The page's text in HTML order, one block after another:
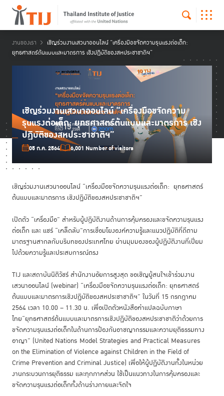
งานของเรา
เชิญร่วมงานเสวนาออนไลน์ “เครื่องมือขจัดความรุนแรงต่อเด็ก:
ยุทธศาสตร์ต้นแบบและมาตรการ เชิงปฏิบัติของสหประชาชาติฯ”
เชิญร่วมงานเสวนาออนไลน์ “เครื่องมือขจัดความ
รุนแรงต่อเด็ก: ยุทธศาสตร์ต้นแบบและมาตรการ เชิง
ปฏิบัติของสหประชาชาติฯ”
05 ก.ค. 2564 6,001 Number of visitors
เชิญร่วมงานเสวนาออนไลน์ “เครื่องมือขจัดความรุนแรงต่อเด็ก: ยุทธศาสตร์
ต้นแบบและมาตรการ เชิงปฏิบัติของสหประชาชาติฯ”
เปิดตัว “เครื่องมือ” สำหรับผู้ปฎิบัติงานด้านการคุ้มครองและขจัดความรุนแรง
ต่อเด็ก และ แชร์ “เคล็ดลับ”การเชื่อมโยงองค์ความรู้และแนวปฏิบัติที่ดีตาม
มาตรฐานสากลกับบริบทของประเทศไทย ผ่านมุมมองของผู้ปฏิบัติงานที่เปี่ยม
ไปด้วยความรู้และประสบการณ์ตรง
TIJ และสถาบันนิติวัชร์ สำนักงานอัยการสูงสุด ขอเชิญผู้สนใจเข้าร่วมงาน
เสวนาออนไลน์ (webinar) “เครื่องมือขจัดความรุนแรงต่อเด็ก: ยุทธศาสตร์
ต้นแบบและมาตรการเชิงปฏิบัติของสหประชาชาติฯ” ในวันที่ 15 กรกฎาคม
2564 เวลา 10.00 – 11.30 น. เพื่อเปิดตัวหนังสือคำแปลฉบับภาษา
ไทย“ยุทธศาสตร์ต้นแบบและมาตรการเชิงปฏิบัติของสหประชาชาติว่าด้วยการ
ขจัดความรุนแรงต่อเด็กในด้านการป้องกันอาชญากรรมและความยุติธรรมทาง
อาญา” (United Nations Model Strategies and Practical Measures
on the Elimination of Violence against Children in the Field of
Crime Prevention and Criminal Justice) เพื่อให้ผู้ปฏิบัติงานทั้งในหน่วย
งานกระบวนการยุติธรรม และทุกภาคส่วน ใช้เป็นแนวทางในการคุ้มครองและ
ขจัดความรุนแรงต่อเด็กทั้งด้านร่างกายและจิตใจ